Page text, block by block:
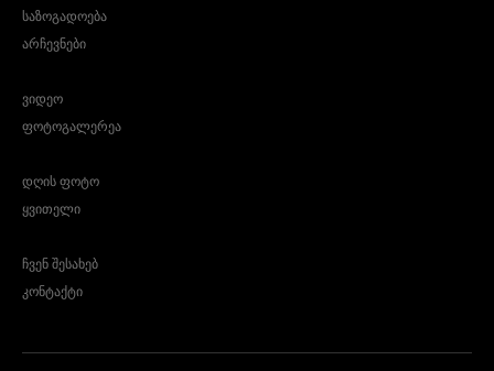
საზოგადოება
არჩევნები
ვიდეო
ფოტოგალერეა
დღის ფოტო
ყვითელი
ჩვენ შესახებ
კონტაქტი